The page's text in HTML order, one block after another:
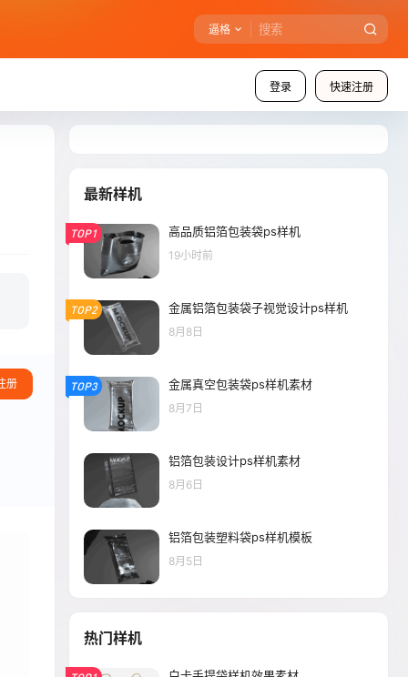
逼格
登录 快速注册
册
最新样机
TOP1 高品质铝箔包装袋ps样机
19小时前
TOP2 金属铝箔包装袋子视觉设计ps样机
8月8日
TOP3 金属真空包装袋ps样机素材
8月7日
铝箔包装设计ps样机素材
8月6日
铝箔包装塑料袋ps样机模板
8月5日
热门样机